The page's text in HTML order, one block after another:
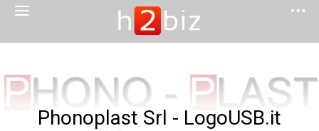
Phonoplast Srl - LogoUSB.it